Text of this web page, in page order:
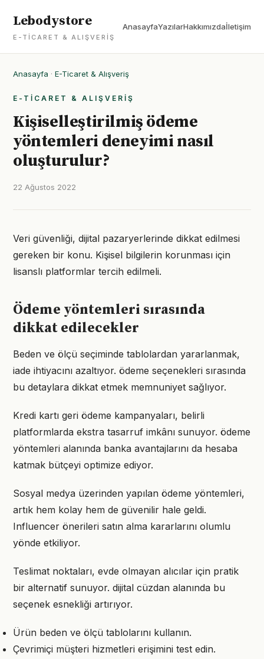
Lebodystore
E-TICARET & ALIŞVERIŞ
AnasayfaYazılarHakkımızdaİletişim
Anasayfa · E-Ticaret & Alışveriş
E-TICARET & ALIŞVERIŞ
Kişiselleştirilmiş ödeme
yöntemleri deneyimi nasıl
oluşturulur?
22 Ağustos 2022
Veri güvenliği, dijital pazaryerlerinde dikkat edilmesi
gereken bir konu. Kişisel bilgilerin korunması için
lisanslı platformlar tercih edilmeli.
Ödeme yöntemleri sırasında
dikkat edilecekler
Beden ve ölçü seçiminde tablolardan yararlanmak,
iade ihtiyacını azaltıyor. ödeme seçenekleri sırasında
bu detaylara dikkat etmek memnuniyet sağlıyor.
Kredi kartı geri ödeme kampanyaları, belirli
platformlarda ekstra tasarruf imkânı sunuyor. ödeme
yöntemleri alanında banka avantajlarını da hesaba
katmak bütçeyi optimize ediyor.
Sosyal medya üzerinden yapılan ödeme yöntemleri,
artık hem kolay hem de güvenilir hale geldi.
Influencer önerileri satın alma kararlarını olumlu
yönde etkiliyor.
Teslimat noktaları, evde olmayan alıcılar için pratik
bir alternatif sunuyor. dijital cüzdan alanında bu
seçenek esnekliği artırıyor.
Ürün beden ve ölçü tablolarını kullanın.
Çevrimiçi müşteri hizmetleri erişimini test edin.